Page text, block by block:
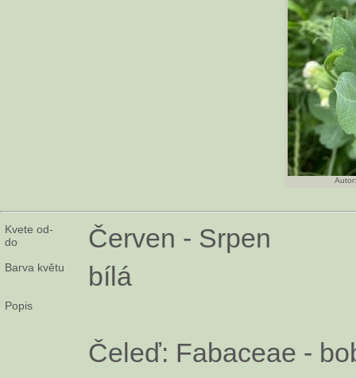
Kvete od-
do
Červen - Srpen
Barva květu bílá
Popis
Čeleď: Fabaceae -